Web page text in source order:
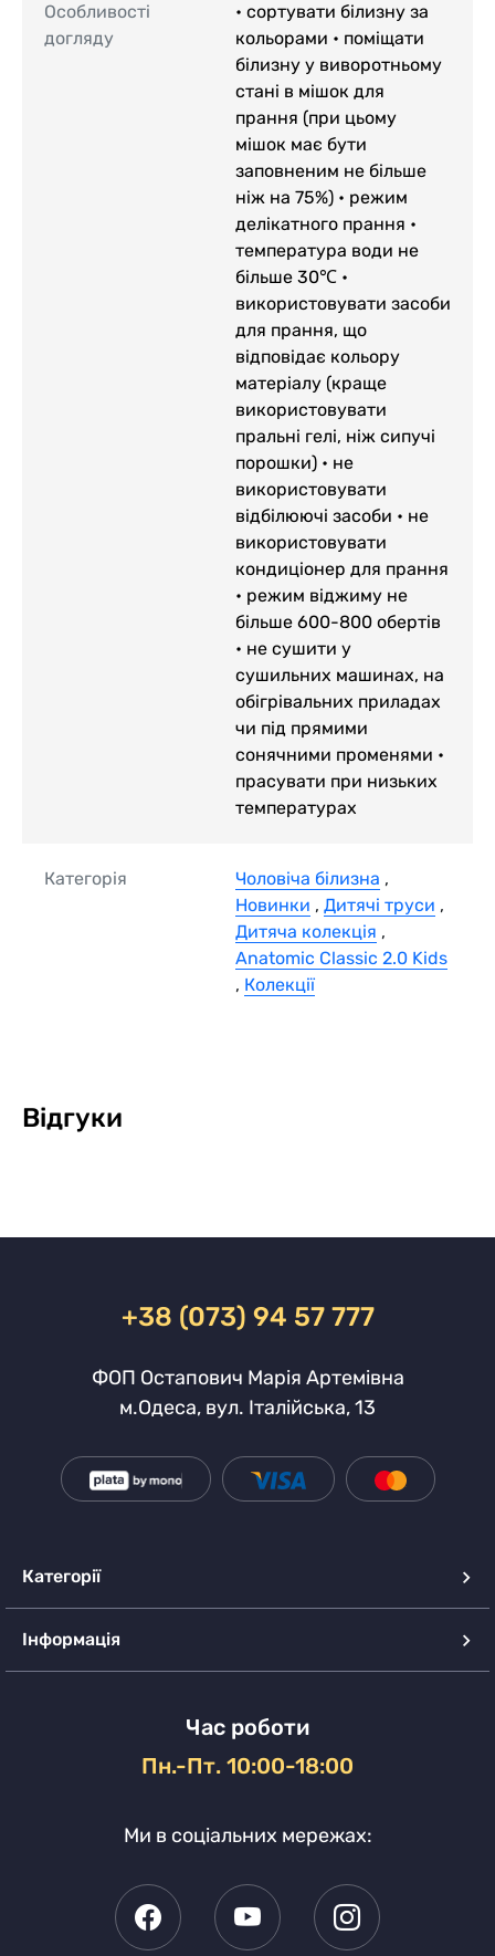
Особливості
догляду
• сортувати білизну за
кольорами • поміщати
білизну у виворотньому
стані в мішок для
прання (при цьому
мішок має бути
заповненим не більше
ніж на 75%) • режим
делікатного прання •
температура води не
більше 30℃ •
використовувати засоби
для прання, що
відповідає кольору
матеріалу (краще
використовувати
пральні гелі, ніж сипучі
порошки) • не
використовувати
відбілюючі засоби • не
використовувати
кондиціонер для прання
• режим віджиму не
більше 600-800 обертів
• не сушити у
сушильних машинах, на
обігрівальних приладах
чи під прямими
сонячними променями •
прасувати при низьких
температурах
Категорія Чоловіча білизна ,
Новинки , Дитячі труси ,
Дитяча колекція ,
Anatomic Classic 2.0 Kids
, Колекції
Відгуки
+38 (073) 94 57 777
ФОП Остапович Марія Артемівна
м.Одеса, вул. Італійська, 13
Категорії
Інформація
Час роботи
Пн.-Пт. 10:00-18:00
Ми в соціальних мережах: